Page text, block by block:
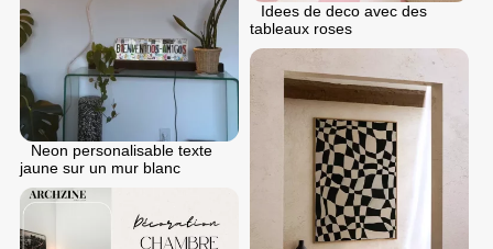
Idees de deco avec des
tableaux roses
Neon personalisable texte
jaune sur un mur blanc